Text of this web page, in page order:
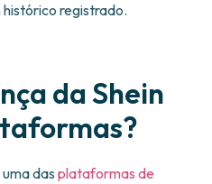
registrado.
da Shein
das plataformas de